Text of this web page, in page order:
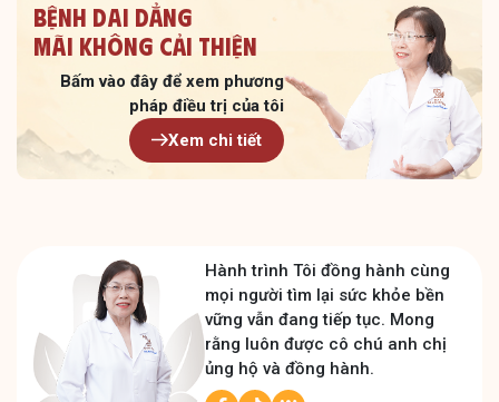
Bệnh dai dẳng
Mãi không cải thiện
Bấm vào đây để xem phương
pháp điều trị của tôi
Xem chi tiết
Hành trình Tôi đồng hành cùng
mọi người tìm lại sức khỏe bền
vững vẫn đang tiếp tục. Mong
rằng luôn được cô chú anh chị
ủng hộ và đồng hành.